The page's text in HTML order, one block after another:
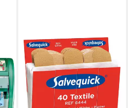
SALVEQUICK®
Erste-Hilfe-Set,
Nachfülleinsätze 6 x 40
Pflaster Textil
34,98 €
lieferbar - in 3-4 Werktagen bei dir